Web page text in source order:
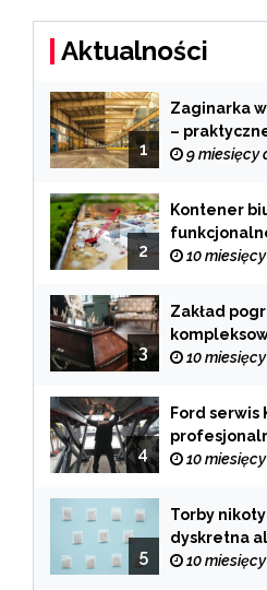
Aktualności
1
Zaginarka
–
9 miesięcy
2
Kontener
każdej
10
3
Zakład
chwilach
10
4
Ford serwis
samochodu
10
5
Torby
dyskretna
10